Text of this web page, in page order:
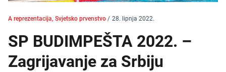
A reprezentacija, Svjetsko prvenstvo / 28. lipnja 2022.
SP BUDIMPEŠTA 2022. –
Zagrijavanje za Srbiju